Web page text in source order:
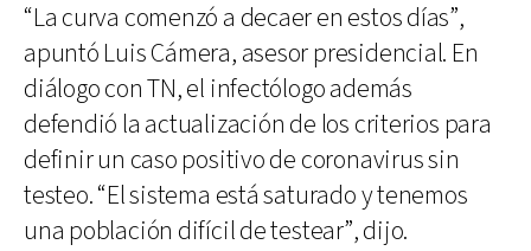
“La curva comenzó a decaer en estos días”,
apuntó Luis Cámera, asesor presidencial. En
diálogo con TN, el infectólogo además
defendió la actualización de los criterios para
definir un caso positivo de coronavirus sin
testeo. “El sistema está saturado y tenemos
una población difícil de testear”, dijo.